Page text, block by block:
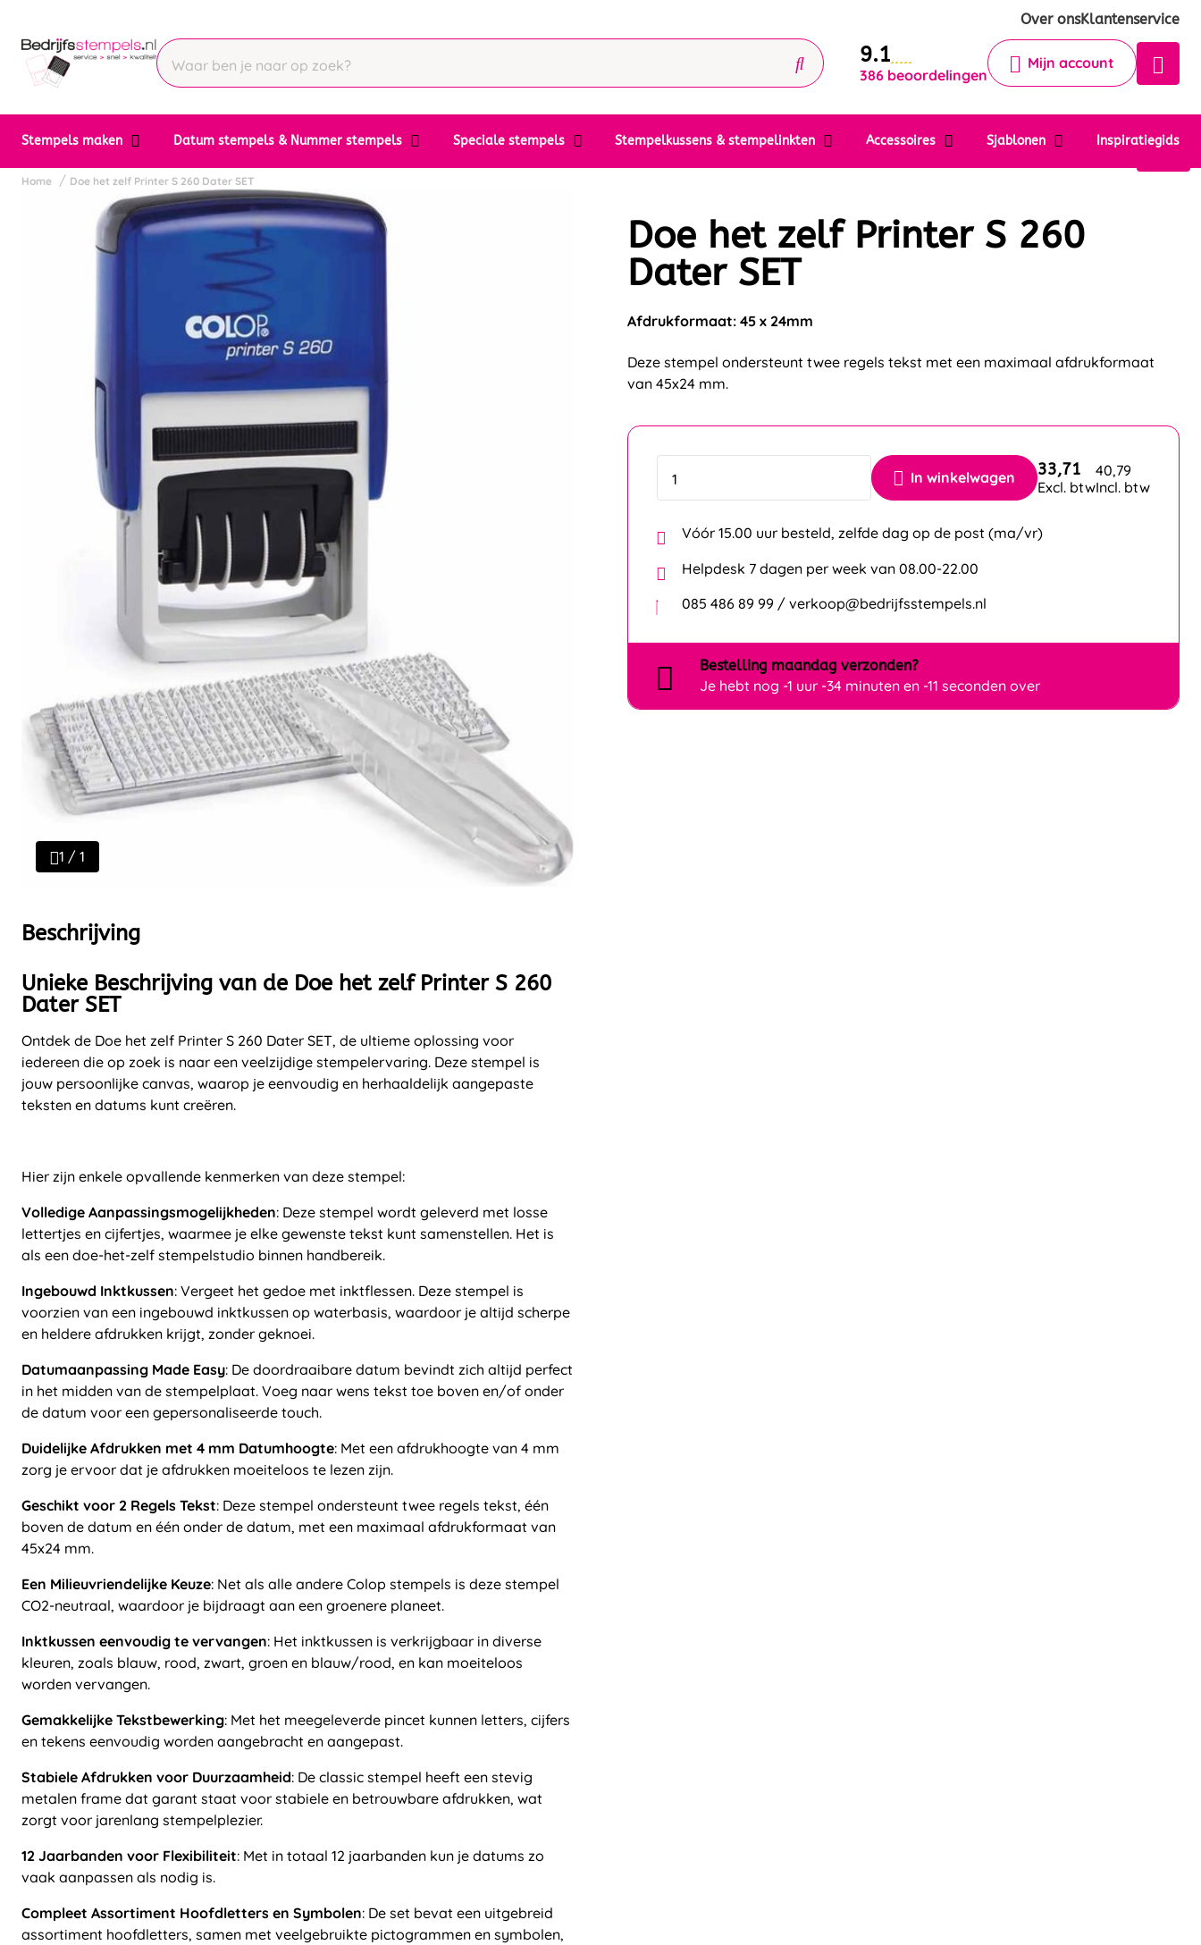
Over onsKlantenservice
9.1
386 beoordelingen
Mijn account
Stempels maken Datum stempels & Nummer stempels Speciale stempels Stempelkussens & stempelinkten Accessoires Sjablonen Inspiratiegids
Krijg een antwoord op uw vraag
Chat 24/7 met onze chatbot voor
Contact
Home Doe het zelf Printer S 260 Dater SET
1 / 1
Beschrijving
Unieke Beschrijving van de Doe het zelf Printer S 260
Dater SET
Ontdek de Doe het zelf Printer S 260 Dater SET, de ultieme oplossing voor
iedereen die op zoek is naar een veelzijdige stempelervaring. Deze stempel is
jouw persoonlijke canvas, waarop je eenvoudig en herhaaldelijk aangepaste
teksten en datums kunt creëren.
Hier zijn enkele opvallende kenmerken van deze stempel:
Volledige Aanpassingsmogelijkheden: Deze stempel wordt geleverd met losse
lettertjes en cijfertjes, waarmee je elke gewenste tekst kunt samenstellen. Het is
als een doe-het-zelf stempelstudio binnen handbereik.
Ingebouwd Inktkussen: Vergeet het gedoe met inktflessen. Deze stempel is
voorzien van een ingebouwd inktkussen op waterbasis, waardoor je altijd scherpe
en heldere afdrukken krijgt, zonder geknoei.
Datumaanpassing Made Easy: De doordraaibare datum bevindt zich altijd perfect
in het midden van de stempelplaat. Voeg naar wens tekst toe boven en/of onder
de datum voor een gepersonaliseerde touch.
Duidelijke Afdrukken met 4 mm Datumhoogte: Met een afdrukhoogte van 4 mm
zorg je ervoor dat je afdrukken moeiteloos te lezen zijn.
Geschikt voor 2 Regels Tekst: Deze stempel ondersteunt twee regels tekst, één
boven de datum en één onder de datum, met een maximaal afdrukformaat van
45x24 mm.
Een Milieuvriendelijke Keuze: Net als alle andere Colop stempels is deze stempel
CO2-neutraal, waardoor je bijdraagt aan een groenere planeet.
Inktkussen eenvoudig te vervangen: Het inktkussen is verkrijgbaar in diverse
kleuren, zoals blauw, rood, zwart, groen en blauw/rood, en kan moeiteloos
worden vervangen.
Gemakkelijke Tekstbewerking: Met het meegeleverde pincet kunnen letters, cijfers
en tekens eenvoudig worden aangebracht en aangepast.
Stabiele Afdrukken voor Duurzaamheid: De classic stempel heeft een stevig
metalen frame dat garant staat voor stabiele en betrouwbare afdrukken, wat
zorgt voor jarenlang stempelplezier.
12 Jaarbanden voor Flexibiliteit: Met in totaal 12 jaarbanden kun je datums zo
vaak aanpassen als nodig is.
Compleet Assortiment Hoofdletters en Symbolen: De set bevat een uitgebreid
assortiment hoofdletters, samen met veelgebruikte pictogrammen en symbolen,
Doe het zelf Printer S 260
Dater SET
Afdrukformaat: 45 x 24mm
Deze stempel ondersteunt twee regels tekst met een maximaal afdrukformaat
van 45x24 mm.
In winkelwagen 33,71
Excl. btw
40,79
Incl. btw
Vóór 15.00 uur besteld, zelfde dag op de post (ma/vr)
Helpdesk 7 dagen per week van 08.00-22.00
085 486 89 99 / verkoop@bedrijfsstempels.nl
Bestelling maandag verzonden?
Je hebt nog -1 uur -34 minuten en -12 seconden over